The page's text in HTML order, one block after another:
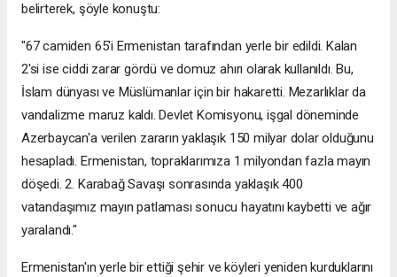
belirterek, şöyle konuştu:
"67 camiden 65'i Ermenistan tarafından yerle bir edildi. Kalan
2'si ise ciddi zarar gördü ve domuz ahırı olarak kullanıldı. Bu,
İslam dünyası ve Müslümanlar için bir hakaretti. Mezarlıklar da
vandalizme maruz kaldı. Devlet Komisyonu, işgal döneminde
Azerbaycan'a verilen zararın yaklaşık 150 milyar dolar olduğunu
hesapladı. Ermenistan, topraklarımıza 1 milyondan fazla mayın
döşedi. 2. Karabağ Savaşı sonrasında yaklaşık 400
vatandaşımız mayın patlaması sonucu hayatını kaybetti ve ağır
yaralandı."
Ermenistan'ın yerle bir ettiği şehir ve köyleri yeniden kurduklarını